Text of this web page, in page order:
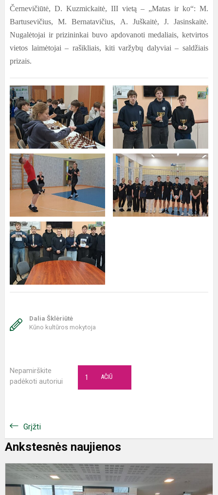
Černevičiūtė, D. Kuzmickaitė, III vietą – „Matas ir ko“: M.
Bartusevičius, M. Bernatavičius, A. Juškaitė, J. Jasinskaitė.
Nugalėtojai ir prizininkai buvo apdovanoti medaliais, ketvirtos
vietos laimėtojai – rašikliais, kiti varžybų dalyviai – saldžiais
prizais.
Dalia Šklėriūtė
Kūno kultūros mokytoja
Nepamirškite
padėkoti autoriui
AČIŪ
1
Grįžti
Ankstesnės naujienos